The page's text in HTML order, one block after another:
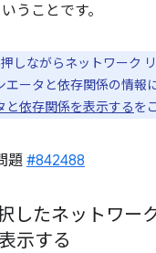
うことです。
しながらネットワーク
エータと依存関係の情報
と依存関係を表示するを
題#842488
したネットワー
示する